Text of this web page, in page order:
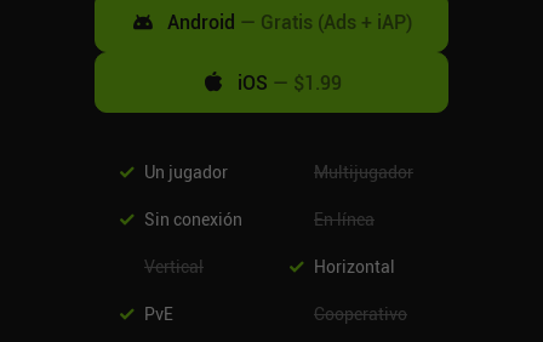
Android — Gratis (Ads + iAP)
iOS — $1.99
Un jugador Multijugador
Sin conexión En línea
Vertical Horizontal
PvE Cooperativo